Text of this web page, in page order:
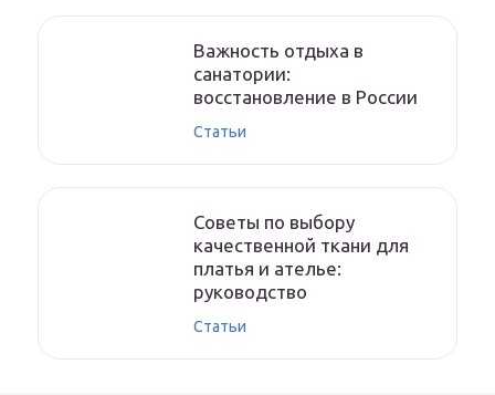
Важность отдыха в
санатории:
восстановление в России
Статьи
Советы по выбору
качественной ткани для
платья и ателье:
руководство
Статьи